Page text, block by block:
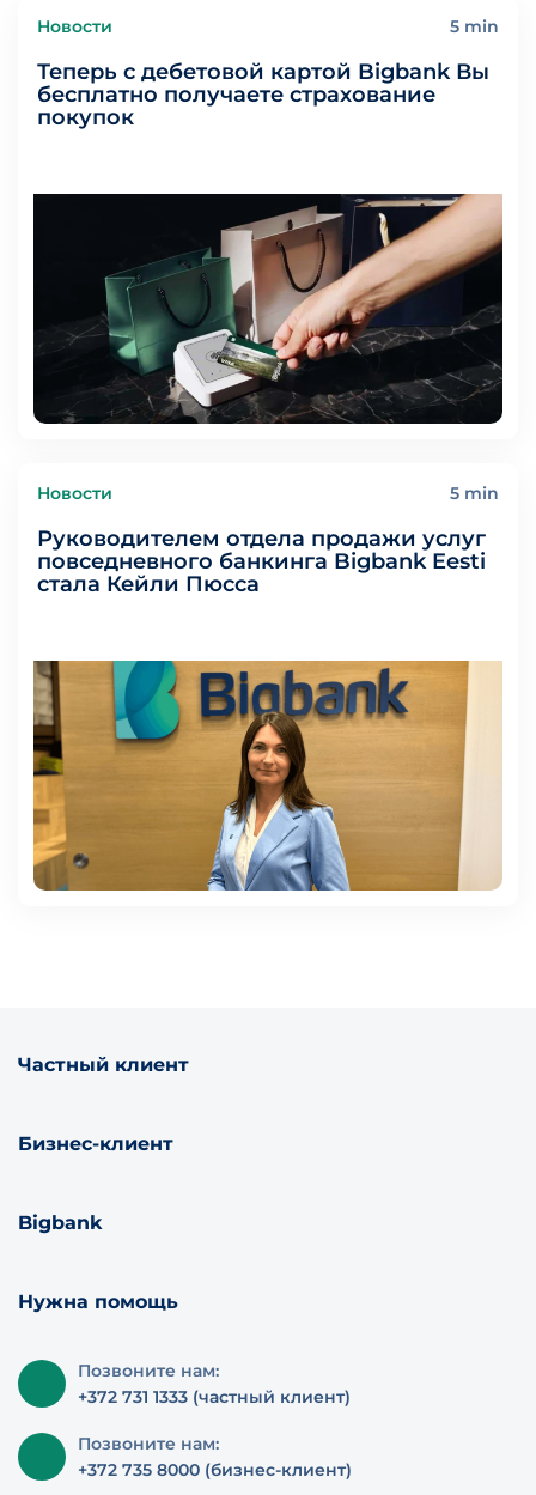
Новости 5 min
Теперь с дебетовой картой Bigbank Вы
бесплатно получаете страхование
покупок
Новости 5 min
Руководителем отдела продажи услуг
повседневного банкинга Bigbank Eesti
стала Кейли Пюсса
Частный клиент
Бизнес-клиент
Bigbank
Нужна помощь
Позвоните нам:
+372 731 1333 (частный клиент)
Позвоните нам:
+372 735 8000 (бизнес-клиент)